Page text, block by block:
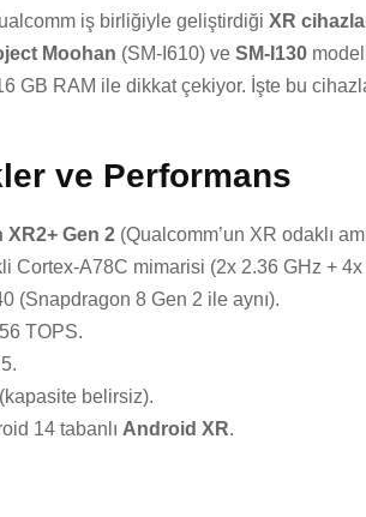
iş birliğiyle geliştirdiği XR
Moohan (SM-I610) ve SM-I130
GB RAM ile dikkat çekiyor. İşte bu
ve Performans
Gen 2 (Qualcomm’un XR odaklı
Cortex-A78C mimarisi (2x 2.36 GHz + 4x
(Snapdragon 8 Gen 2 ile aynı).
56 TOPS.
belirsiz).
14 tabanlı Android XR.